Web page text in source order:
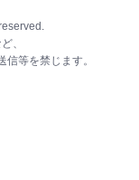
、
等を禁じます。